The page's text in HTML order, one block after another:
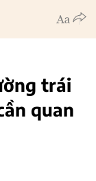
trái
quan